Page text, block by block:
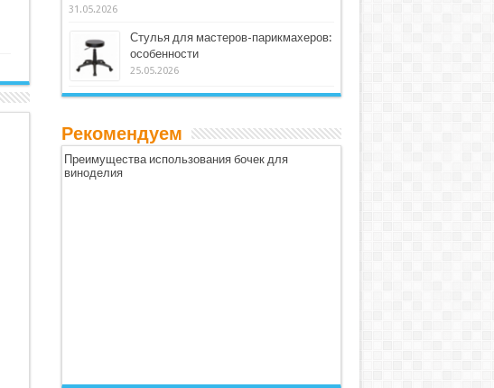
31.05.2026
Стулья для мастеров-парикмахеров:
особенности
25.05.2026
Рекомендуем
Преимущества использования бочек для
виноделия